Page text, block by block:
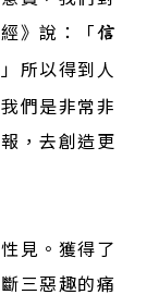
》說：「信
」所以得到人
們是非常非
，去創造更
見。獲得了
三惡趣的痛